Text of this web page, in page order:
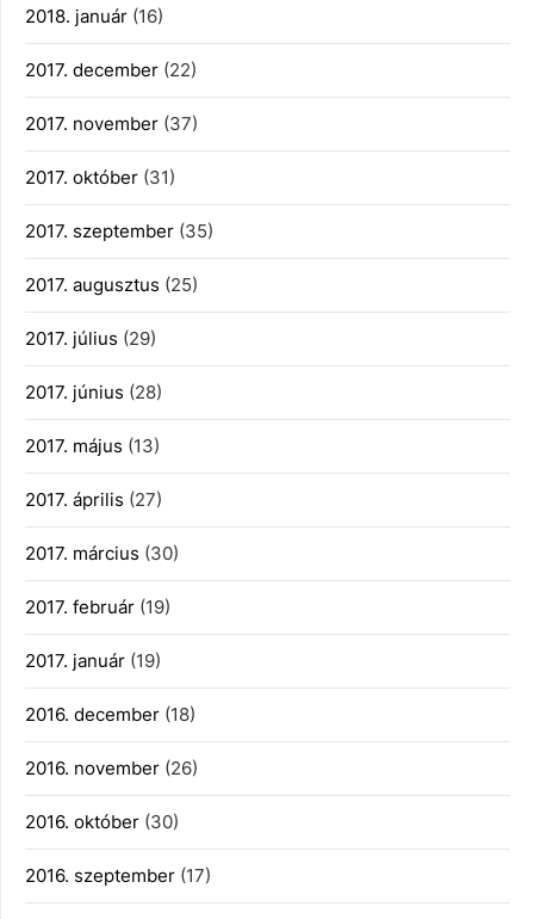
2018. január (16)
2017. december (22)
2017. november (37)
2017. október (31)
2017. szeptember (35)
2017. augusztus (25)
2017. július (29)
2017. június (28)
2017. május (13)
2017. április (27)
2017. március (30)
2017. február (19)
2017. január (19)
2016. december (18)
2016. november (26)
2016. október (30)
2016. szeptember (17)